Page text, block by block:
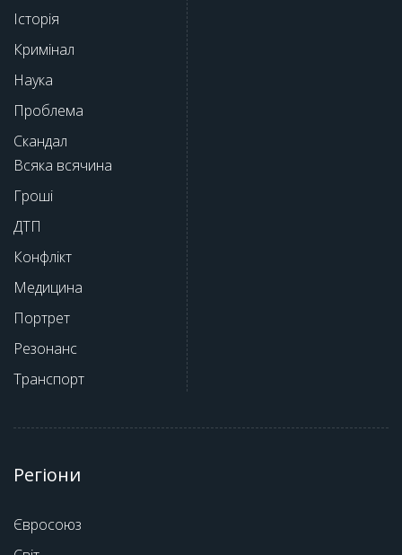
Історія
Кримінал
Наука
Проблема
Скандал
Всяка всячина
Гроші
ДТП
Конфлікт
Медицина
Портрет
Резонанс
Транспорт
Регіони
Євросоюз